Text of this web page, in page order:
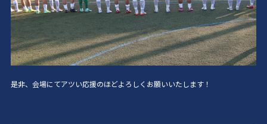
是非、会場にてアツい応援のほどよろしくお願いいたします！